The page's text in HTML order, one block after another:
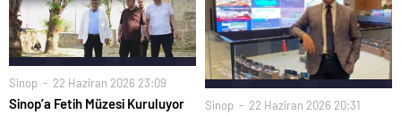
Sinop 22 Haziran 2026 23:09
Sinop’a Fetih Müzesi Kuruluyor Sinop 22 Haziran 2026 20:31